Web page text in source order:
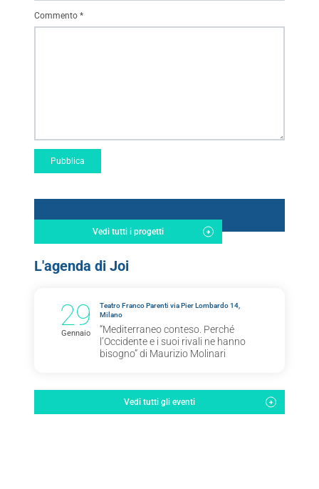
Vedi tutti i progetti
L'agenda di Joi
29
Gennaio
Teatro Franco Parenti via Pier Lombardo 14,
Milano
“Mediterraneo conteso. Perché
l’Occidente e i suoi rivali ne hanno
bisogno” di Maurizio Molinari
Vedi tutti gli eventi
Commento *